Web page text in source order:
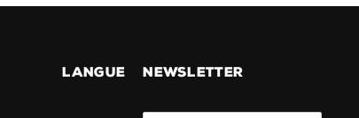
LANGUE NEWSLETTER